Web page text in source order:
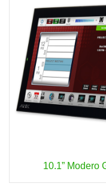
10.1” Modero